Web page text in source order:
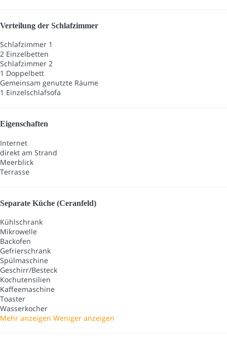
Verteilung der Schlafzimmer
Schlafzimmer 1
2 Einzelbetten
Schlafzimmer 2
1 Doppelbett
Gemeinsam genutzte Räume
1 Einzelschlafsofa
Eigenschaften
Internet
direkt am Strand
Meerblick
Terrasse
Separate Küche (Ceranfeld)
Kühlschrank
Mikrowelle
Backofen
Gefrierschrank
Spülmaschine
Geschirr/Besteck
Kochutensilien
Kaffeemaschine
Toaster
Wasserkocher
Mehr anzeigen Weniger anzeigen